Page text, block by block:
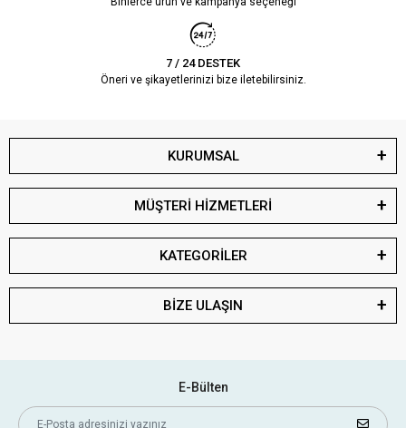
7 / 24 DESTEK
Öneri ve şikayetlerinizi bize iletebilirsiniz.
KURUMSAL
MÜŞTERİ HİZMETLERİ
KATEGORİLER
BİZE ULAŞIN
E-Bülten